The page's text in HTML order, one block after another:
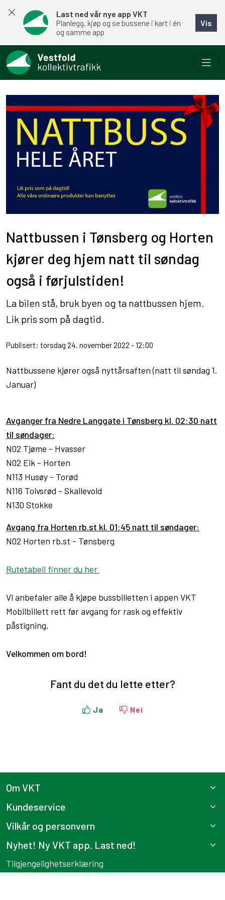
Last ned vår nye app VKT
Planlegg, kjøp og se bussene i kart i én
og samme app
Vis
Nattbussen i Tønsberg og Horten
kjører deg hjem natt til søndag
også i førjulstiden!
La bilen stå, bruk byen og ta nattbussen hjem.
Lik pris som på dagtid.
Publisert: torsdag 24. november 2022 - 12:00
Nattbussene kjører også nyttårsaften (natt til søndag 1.
Januar)
Avganger fra Nedre Langgate i Tønsberg kl. 02:30 natt
til søndager:
N02 Tjøme - Hvasser
N02 Eik - Horten
N113 Husøy - Torød
N116 Tolvsrød - Skallevold
N130 Stokke
Avgang fra Horten rb.st kl. 01:45 natt til søndager:
N02 Horten rb.st - Tønsberg
Rutetabell finner du her
Vi anbefaler alle å kjøpe bussbilletten i appen VKT
Mobilbillett rett før avgang for rask og effektiv
påstigning.
Velkommen om bord!
Fant du det du lette etter?
Ja Nei
Om VKT
Kundeservice
Vilkår og personvern
Nyhet! Ny VKT app. Last ned!
Tilgjengelighetserklæring